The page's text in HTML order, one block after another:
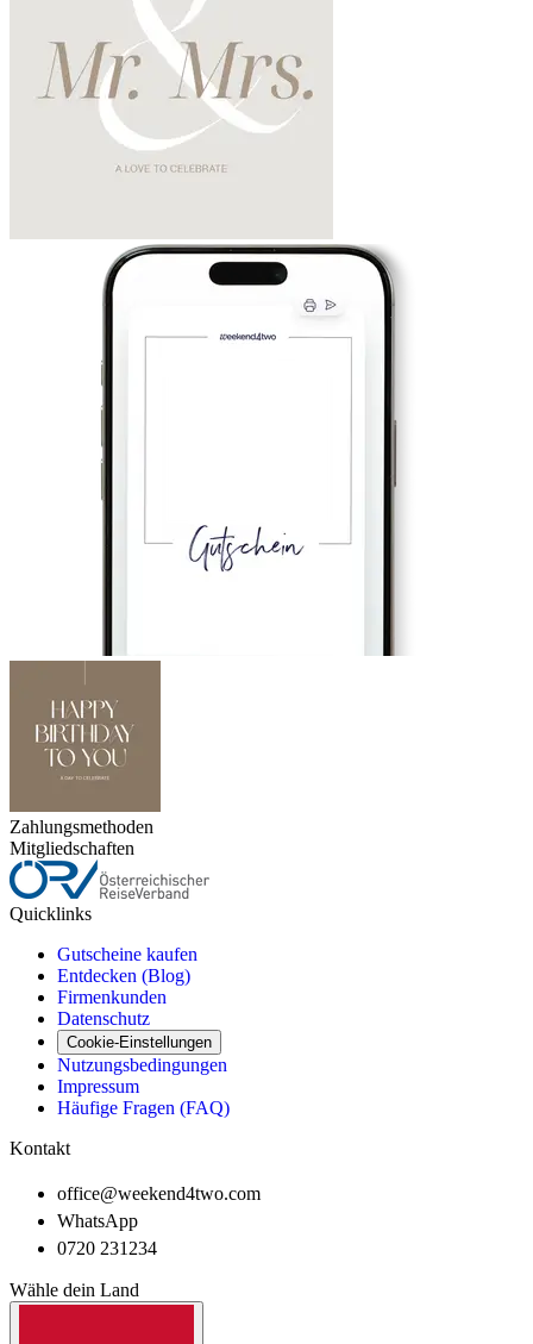
Zahlungsmethoden
Mitgliedschaften
Quicklinks
Gutscheine kaufen
Entdecken (Blog)
Firmenkunden
Datenschutz
Cookie-Einstellungen
Nutzungsbedingungen
Impressum
Häufige Fragen (FAQ)
Kontakt
office@weekend4two.com
WhatsApp
0720 231234
Wähle dein Land